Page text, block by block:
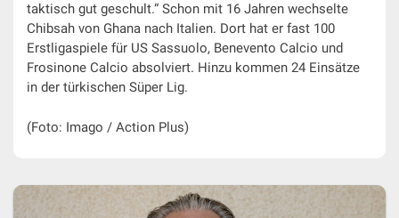
taktisch gut geschult.“ Schon mit 16 Jahren wechselte
Chibsah von Ghana nach Italien. Dort hat er fast 100
Erstligaspiele für US Sassuolo, Benevento Calcio und
Frosinone Calcio absolviert. Hinzu kommen 24 Einsätze
in der türkischen Süper Lig.
(Foto: Imago / Action Plus)